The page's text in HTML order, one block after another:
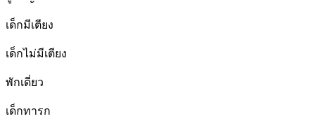
เด็กมีเตียง
เด็กไม่มีเตียง
พักเดี่ยว
เด็กทารก